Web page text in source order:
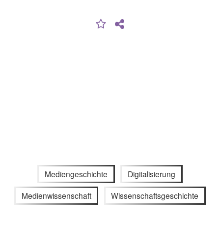
Mediengeschichte Digitalisierung
Medienwissenschaft Wissenschaftsgeschichte